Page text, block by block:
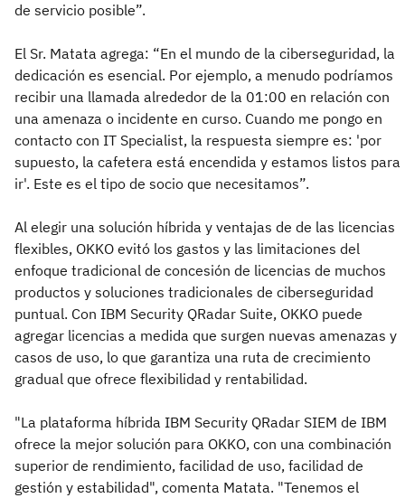
de servicio posible”.
El Sr. Matata agrega: “En el mundo de la ciberseguridad, la
dedicación es esencial. Por ejemplo, a menudo podríamos
recibir una llamada alrededor de la 01:00 en relación con
una amenaza o incidente en curso. Cuando me pongo en
contacto con IT Specialist, la respuesta siempre es: 'por
supuesto, la cafetera está encendida y estamos listos para
ir'. Este es el tipo de socio que necesitamos”.
Al elegir una solución híbrida y ventajas de de las licencias
flexibles, OKKO evitó los gastos y las limitaciones del
enfoque tradicional de concesión de licencias de muchos
productos y soluciones tradicionales de ciberseguridad
puntual. Con IBM Security QRadar Suite, OKKO puede
agregar licencias a medida que surgen nuevas amenazas y
casos de uso, lo que garantiza una ruta de crecimiento
gradual que ofrece flexibilidad y rentabilidad.
"La plataforma híbrida IBM Security QRadar SIEM de IBM
ofrece la mejor solución para OKKO, con una combinación
superior de rendimiento, facilidad de uso, facilidad de
gestión y estabilidad", comenta Matata. "Tenemos el